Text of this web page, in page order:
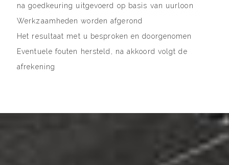
na goedkeuring uitgevoerd op basis van uurloon
Werkzaamheden worden afgerond
Het resultaat met u besproken en doorgenomen
Eventuele fouten hersteld, na akkoord volgt de
afrekening